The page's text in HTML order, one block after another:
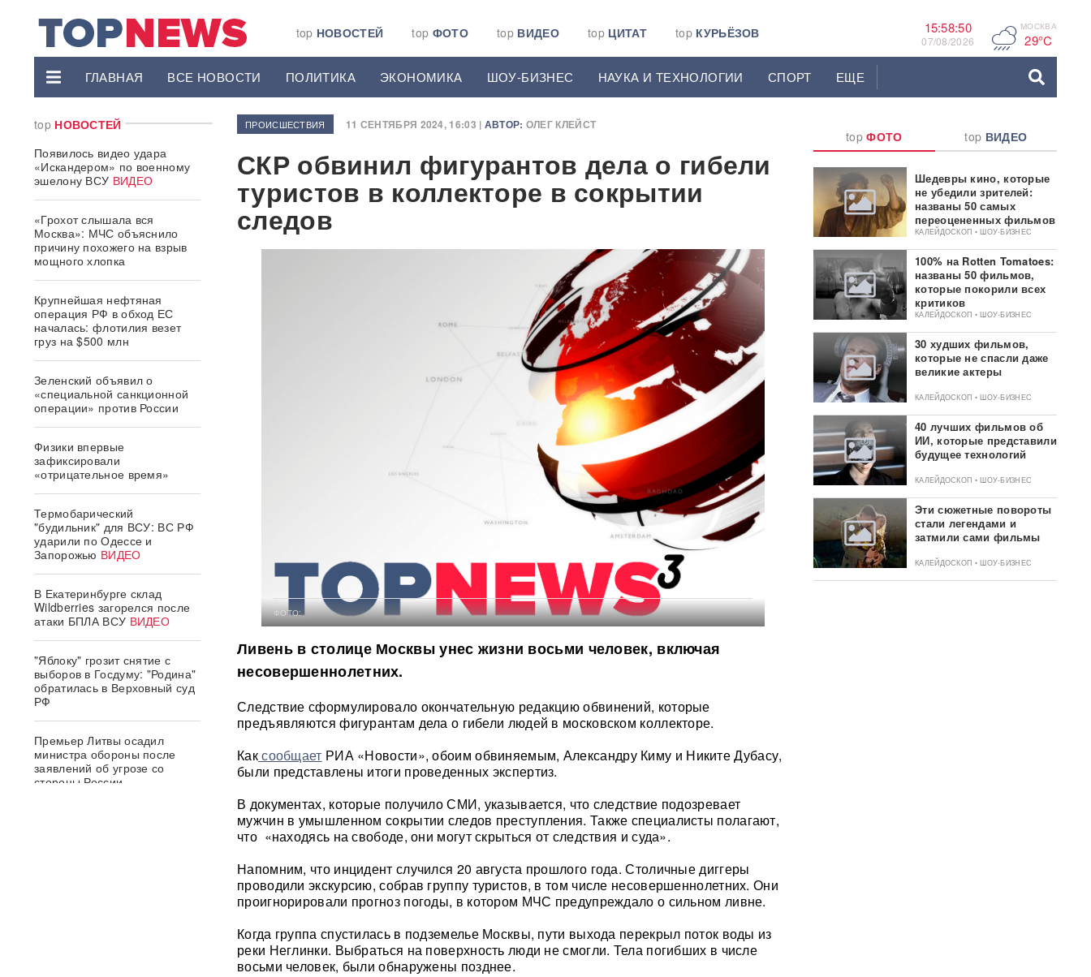
top НОВОСТЕЙ top ФОТО top ВИДЕО top ЦИТАТ top КУРЬЁЗОВ 15:58:51
07/08/2026 F МОСКВА
29°C
ГЛАВНАЯ ВСЕ НОВОСТИ ПОЛИТИКА ЭКОНОМИКА ШОУ-БИЗНЕС НАУКА И ТЕХНОЛОГИИ СПОРТ ЕЩЕ
top НОВОСТЕЙ
Появилось видео удара
«Искандером» по военному
эшелону ВСУ ВИДЕО
«Грохот слышала вся
Москва»: МЧС объяснило
причину похожего на взрыв
мощного хлопка
Крупнейшая нефтяная
операция РФ в обход ЕС
началась: флотилия везет
груз на $500 млн
Зеленский объявил о
«специальной санкционной
операции» против России
Физики впервые
зафиксировали
«отрицательное время»
Термобарический
"будильник" для ВСУ: ВС РФ
ударили по Одессе и
Запорожью ВИДЕО
В Екатеринбурге склад
Wildberries загорелся после
атаки БПЛА ВСУ ВИДЕО
"Яблоку" грозит снятие с
выборов в Госдуму: "Родина"
обратилась в Верховный суд
РФ
Премьер Литвы осадил
министра обороны после
заявлений об угрозе со
стороны России
ПРОИСШЕСТВИЯ 11 СЕНТЯБРЯ 2024, 16:03 | АВТОР: ОЛЕГ КЛЕЙСТ
СКР обвинил фигурантов дела о гибели
туристов в коллекторе в сокрытии
следов
ФОТО:
Ливень в столице Москвы унес жизни восьми человек, включая
несовершеннолетних.
Следствие сформулировало окончательную редакцию обвинений, которые
предъявляются фигурантам дела о гибели людей в московском коллекторе.
Каксообщает РИА «Новости», обоим обвиняемым, Александру Киму и Никите Дубасу,
были представлены итоги проведенных экспертиз.
В документах, которые получило СМИ, указывается, что следствие подозревает
мужчин в умышленном сокрытии следов преступления. Также специалисты полагают,
что «находясь на свободе, они могут скрыться от следствия и суда».
Напомним, что инцидент случился 20 августа прошлого года. Столичные диггеры
проводили экскурсию, собрав группу туристов, в том числе несовершеннолетних. Они
проигнорировали прогноз погоды, в котором МЧС предупреждало о сильном ливне.
Когда группа спустилась в подземелье Москвы, пути выхода перекрыл поток воды из
реки Неглинки. Выбраться на поверхность люди не смогли. Тела погибших в числе
восьми человек, были обнаружены позднее.
topФОТО top ВИДЕО
Шедевры кино, которые
не убедили зрителей:
названы 50 самых
переоцененных фильмов
КАЛЕЙДОСКОП • ШОУ-БИЗНЕС
100% на Rotten Tomatoes:
названы 50 фильмов,
которые покорили всех
критиков
КАЛЕЙДОСКОП • ШОУ-БИЗНЕС
30 худших фильмов,
которые не спасли даже
великие актеры
КАЛЕЙДОСКОП • ШОУ-БИЗНЕС
40 лучших фильмов об
ИИ, которые представили
будущее технологий
КАЛЕЙДОСКОП • ШОУ-БИЗНЕС
Эти сюжетные повороты
стали легендами и
затмили сами фильмы
КАЛЕЙДОСКОП • ШОУ-БИЗНЕС